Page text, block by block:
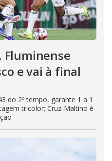
Fluminense
e vai à final
do 2º tempo, garante 1 a 1
tricolor; Cruz-Maltino é